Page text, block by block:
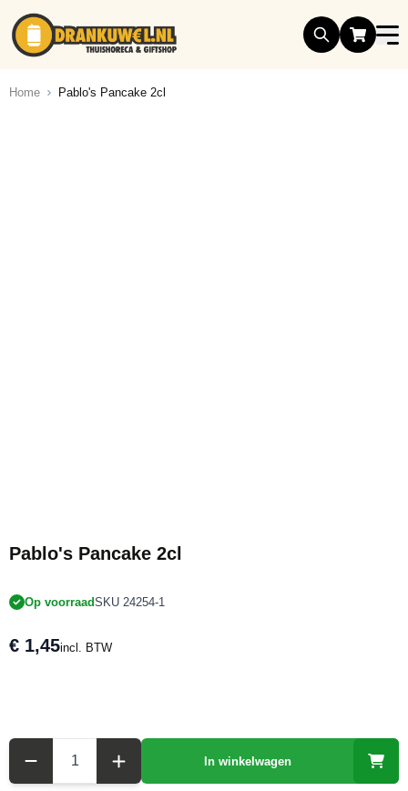
Ga naar de inhoud
Home Pablo's Pancake 2cl
Pablo's Pancake 2cl
Op voorraadSKU 24254-1
€ 1,45incl. BTW
In winkelwagen